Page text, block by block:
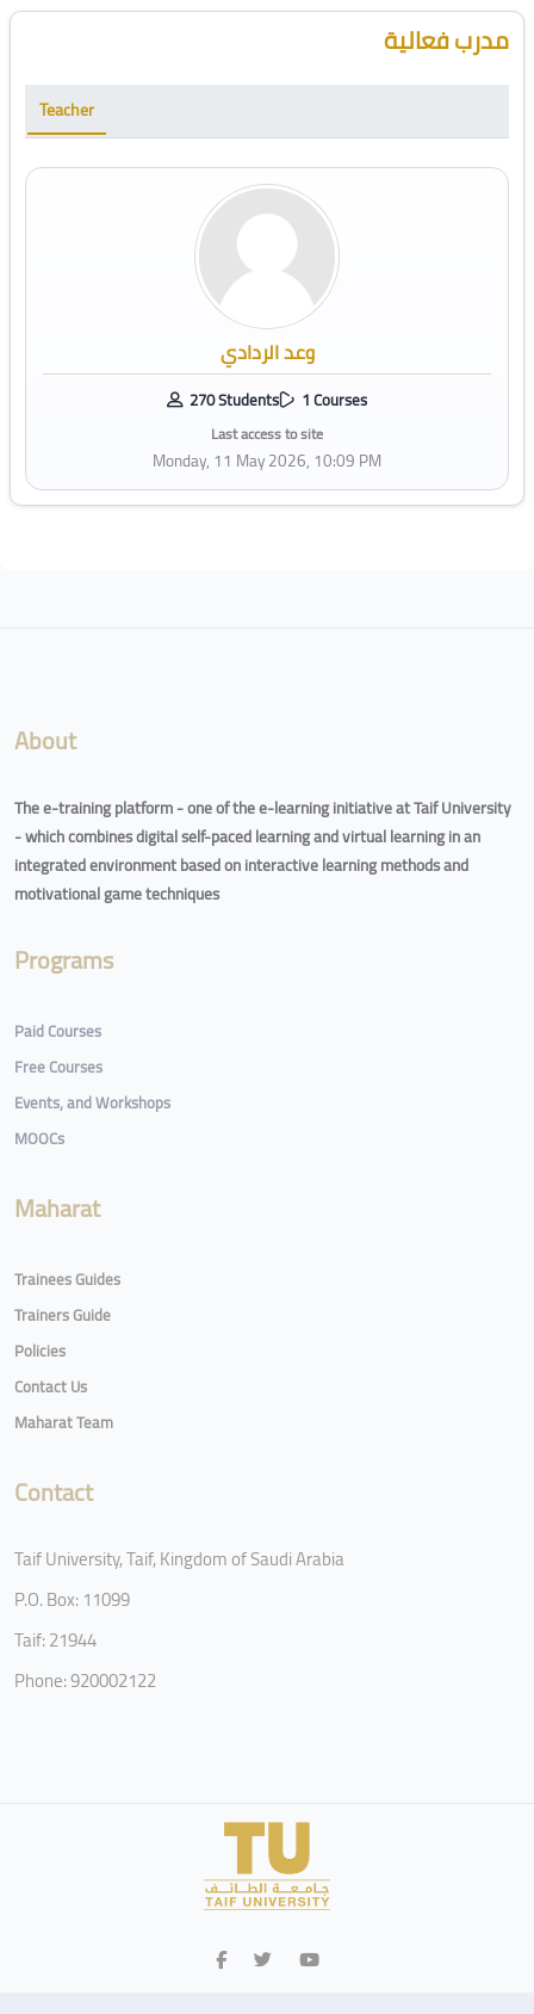
Blocks
Skip [Cocoon] Course Instructor مدرب فعالية
Teacher
وعد الردادي
270 Students 1 Courses
Last access to site
Monday, 11 May 2026, 10:09 PM
About
The e-training platform - one of the e-learning initiative at Taif University
- which combines digital self-paced learning and virtual learning in an
integrated environment based on interactive learning methods and
motivational game techniques
Programs
Paid Courses
Free Courses
Events, and Workshops
MOOCs
Maharat
Trainees Guides
Trainers Guide
Policies
Contact Us
Maharat Team
Contact
Taif University, Taif, Kingdom of Saudi Arabia
P.O. Box: 11099
Taif: 21944
Phone: 920002122